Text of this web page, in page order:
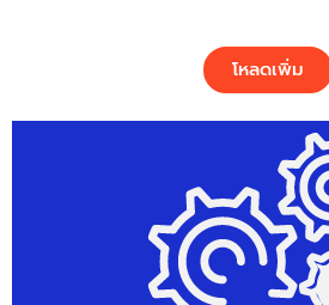
ให้ป่า
ต้นน้
ชุมช
โหลดเพิ่ม